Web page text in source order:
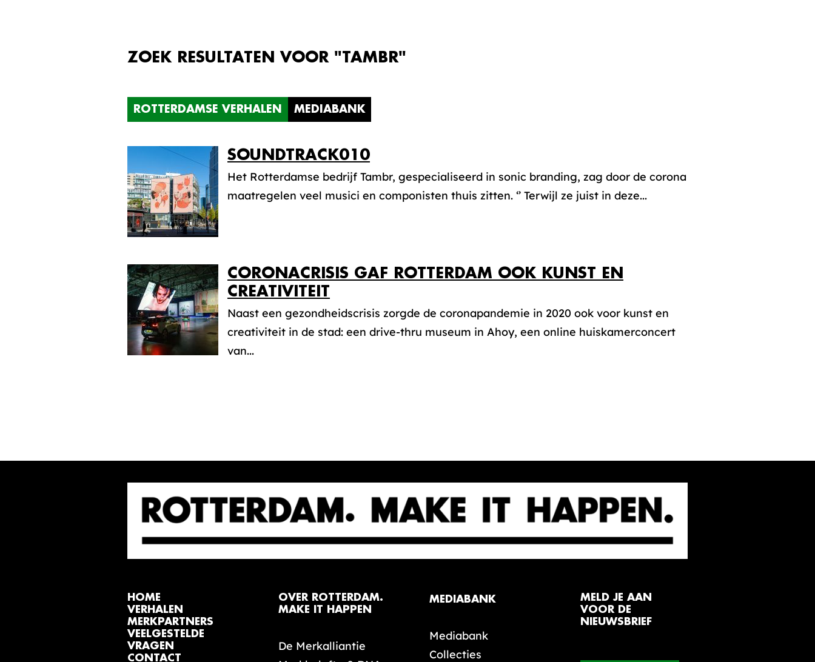
ZOEK RESULTATEN VOOR "TAMBR"
ROTTERDAMSE VERHALEN MEDIABANK
SOUNDTRACK010
Het Rotterdamse bedrijf Tambr, gespecialiseerd in sonic branding, zag door de corona
maatregelen veel musici en componisten thuis zitten. ‘’ Terwijl ze juist in deze...
CORONACRISIS GAF ROTTERDAM OOK KUNST EN
CREATIVITEIT
Naast een gezondheidscrisis zorgde de coronapandemie in 2020 ook voor kunst en
creativiteit in de stad: een drive-thru museum in Ahoy, een online huiskamerconcert
van...
HOME
VERHALEN
MERKPARTNERS
VEELGESTELDE
VRAGEN
CONTACT
OVER ROTTERDAM.
MAKE IT HAPPEN
De Merkalliantie
MEDIABANK
Mediabank
Collecties
MELD JE AAN
VOOR DE
NIEUWSBRIEF